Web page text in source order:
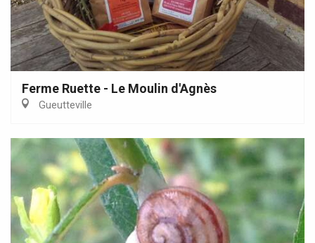
Ferme Ruette - Le Moulin d'Agnès
Gueutteville